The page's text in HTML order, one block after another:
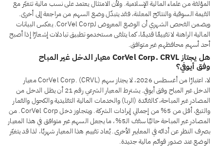
المؤلفة من علماء المالية الإسلامية. ولأن الامتثال يعتمد على نسب مالية تتغيّر مع
القيمة السوقية والنتائج المعلنة، فقد يتبدّل وضع السهم من مراجعة إلى أخرى.
ويضمن الفحص الشهري أن الوضع المعروض لـCorVel Corp. يعكس البيانات
المالية الراهنة لا تقييمًا قديمًا، كما يتلقى مستخدمو تطبيق تبادلات إشعارًا إذا أصبح
أحد أسهم محافظهم غير متوافق.
هل يجتاز CorVel Corp. CRVL معيار الدخل غير المباح
وفق أيوفي؟
لا، اعتبارًا من أغسطس 2026، لا يجتاز سهم CorVel Corp. (CRVL) معيار
الدخل غير المباح وفق أيوفي. يشترط المعيار الشرعي رقم 21 أن يظل الدخل من
المصادر غير المباحة، كالفائدة (الربا) والخدمات المالية التقليدية والكحول والقمار
والتبغ، أقل من 5% من إجمالي إيرادات الشركة. ويتجاوز دخل CorVel Corp. من
المصادر غير المباحة حاليًا سقف الـ5%، ما يجعل السهم غير متوافق في هذا المعيار
بصرف النظر عن أدائه في المعايير الأخرى. يُعاد تقييم هذا المعيار شهريًا، لذا قد يتغيّر
الوضع عند صدور قوائم مالية جديدة.